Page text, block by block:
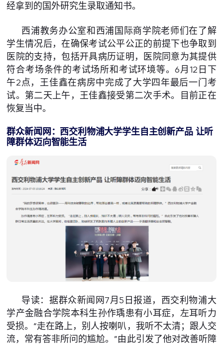
经拿到的国外研究生录取通知书。
西浦教务办公室和西浦国际商学院老师们在了解
学生情况后，在确保考试公平公正的前提下也争取到
医院的支持，包括开具病历证明，医院同意为其提供
符合考场条件的考试场所和考试环境等。6月12日下
午2点，王佳鑫在病房中完成了大学四年最后一门考
试。第二天上午，王佳鑫接受第二次手术。目前正在
恢复当中。
群众新闻网： 西交利物浦大学学生自主创新产品 让听
障群体迈向智能生活
导读：据群众新闻网7月5日报道，西交利物浦大
学产金融合学院本科生孙作瑀患有小耳症，左耳听力
受损。“走在路上，别人按喇叭，我听不太清；跟人交
流，常有答非所问的尴尬。”由此引发了他对改善听障